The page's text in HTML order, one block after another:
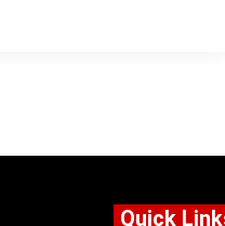
Quick